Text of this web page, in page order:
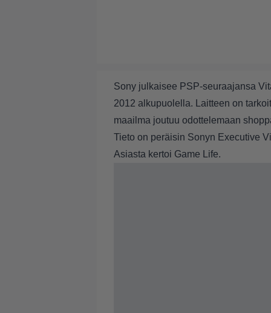
Sony julkaisee PSP-seuraajansa
2012 alkupuolella. Laitteen on
maailma joutuu odottelemaan
Tieto on peräisin Sonyn Executive
Asiasta kertoi Game Life.